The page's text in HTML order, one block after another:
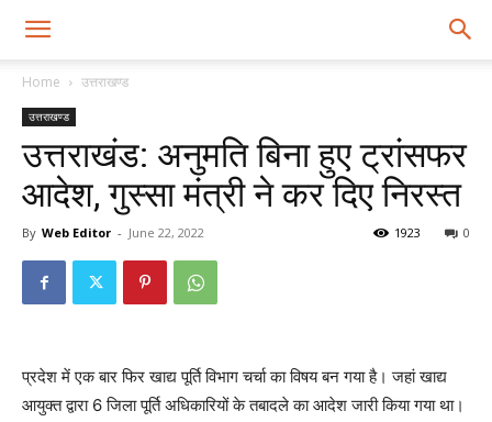
Home उत्तराखण्ड
उत्तराखण्ड
उत्तराखंड: अनुमति बिना हुए ट्रांसफर
आदेश, गुस्सा मंत्री ने कर दिए निरस्त
By Web Editor - June 22, 2022 0
1923
प्रदेश में एक बार फिर खाद्य पूर्ति विभाग चर्चा का विषय बन गया है। जहां खाद्य
आयुक्त द्वारा 6 जिला पूर्ति अधिकारियों के तबादले का आदेश जारी किया गया था।